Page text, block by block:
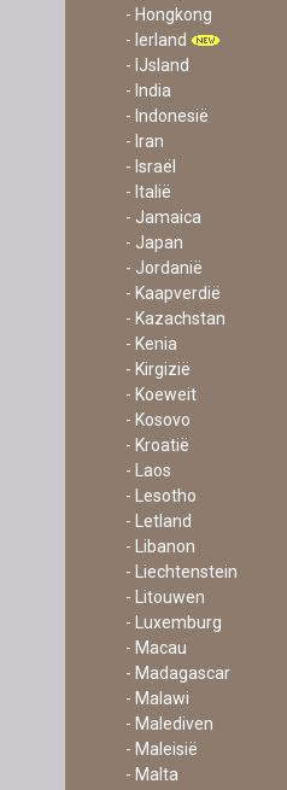
- Hongkong
- Ierland
- IJsland
- India
- Indonesië
- Iran
- Israël
- Italië
- Jamaica
- Japan
- Jordanië
- Kaapverdië
- Kazachstan
- Kenia
- Kirgizië
- Koeweit
- Kosovo
- Kroatië
- Laos
- Lesotho
- Letland
- Libanon
- Liechtenstein
- Litouwen
- Luxemburg
- Macau
- Madagascar
- Malawi
- Malediven
- Maleisië
- Malta